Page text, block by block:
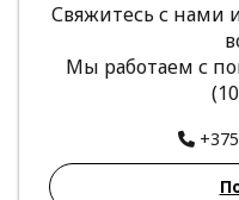
Свяжитесь с нами
Мы работаем с